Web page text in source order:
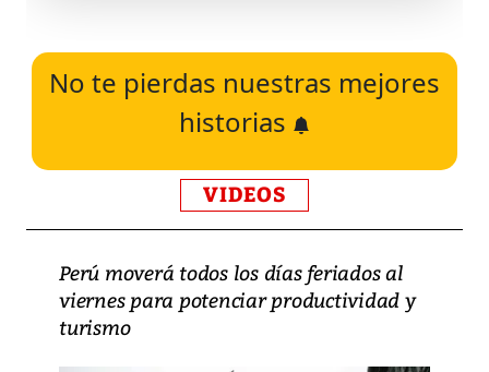
No te pierdas nuestras mejores
historias
VIDEOS
Perú moverá todos los días feriados al
viernes para potenciar productividad y
turismo